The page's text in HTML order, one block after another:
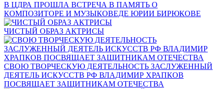
В ЦДРА ПРОШЛА ВСТРЕЧА В ПАМЯТЬ О
КОМПОЗИТОРЕ И МУЗЫКОВЕДЕ ЮРИИ БИРЮКОВЕ
ЧИСТЫЙ ОБРАЗ АКТРИСЫ
СВОЮ ТВОРЧЕСКУЮ ДЕЯТЕЛЬНОСТЬ ЗАСЛУЖЕННЫЙ
ДЕЯТЕЛЬ ИСКУССТВ РФ ВЛАДИМИР ХРАПКОВ
ПОСВЯЩАЕТ ЗАЩИТНИКАМ ОТЕЧЕСТВА